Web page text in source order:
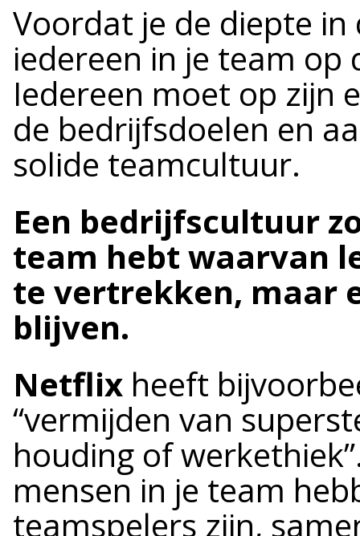
Voordat je de diepte
iedereen in je team
Iedereen moet op zijn
de bedrijfsdoelen en
solide teamcultuur.
Een bedrijfscultuur
team hebt waarvan
te vertrekken, maar
blijven.
Netflix heeft
“vermijden van
houding of
mensen in je team
teamspelers zijn,